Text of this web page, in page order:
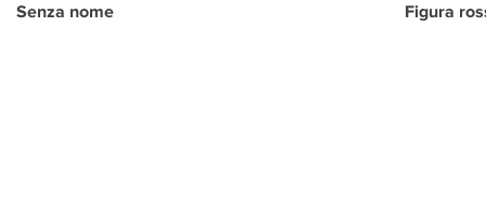
Senza nome Figura